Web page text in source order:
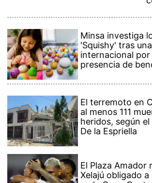
'Squishy' tras
internacional por
presencia de
al menos 111
heridos, según el
De la Espriella
Xelajú obligado
en la Copa